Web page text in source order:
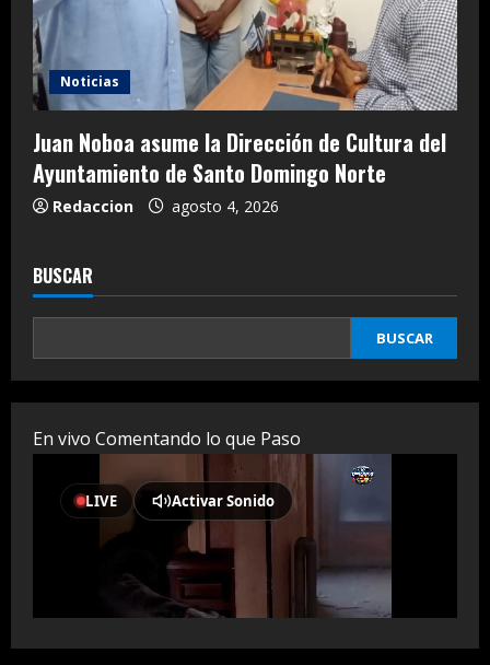
Noticias
Juan Noboa asume la Dirección de Cultura del
Ayuntamiento de Santo Domingo Norte
Redaccion agosto 4, 2026
BUSCAR
BUSCAR
En vivo Comentando lo que Paso